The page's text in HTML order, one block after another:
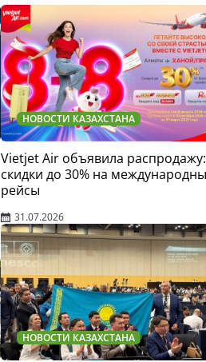
НОВОСТИ КАЗАХСТАНА
Vietjet Air объявила распродажу:
скидки до 30% на
рейсы
31.07.2026
НОВОСТИ КАЗАХСТАНА